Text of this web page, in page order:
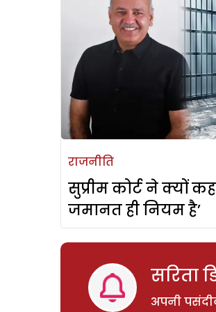
राजनीति
सुप्रीम कोर्ट ने क्यों
जमानत ही नियम है’
सरिता
अपनी